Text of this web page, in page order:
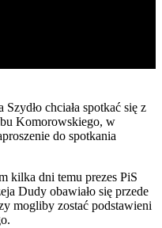
chciała spotkać się z
Komorowskiego, w
do spotkania
kilka dni temu prezes PiS
Dudy obawiało się przede
mogliby zostać podstawieni